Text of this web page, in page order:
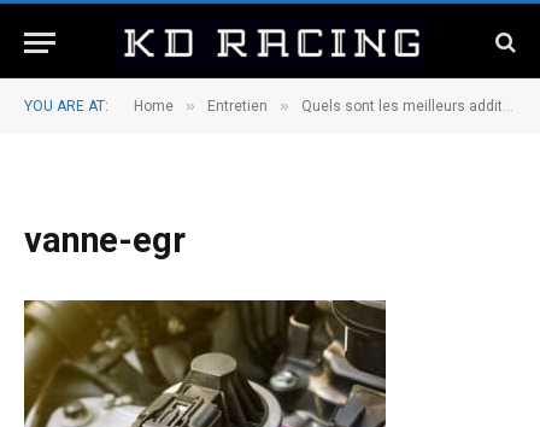
YOU ARE AT: Home » Entretien » Quels sont les meilleurs additifs pour une vanne EGR à prendre en compte lors du choix et de l’achat ?
vanne-egr